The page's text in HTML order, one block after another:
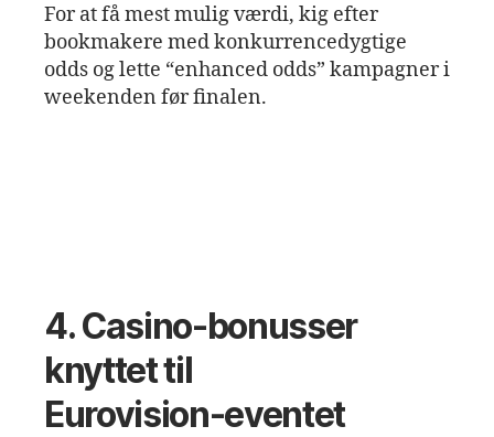
For at få mest mulig værdi, kig efter
bookmakere med konkurrencedygtige
odds og lette “enhanced odds” kampagner i
weekenden før finalen.
4. Casino‑bonusser
knyttet til
Eurovision‑eventet